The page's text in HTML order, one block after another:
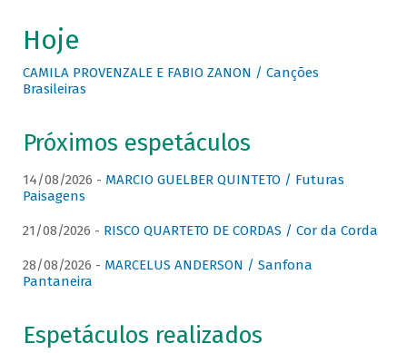
Hoje
CAMILA PROVENZALE E FABIO ZANON / Canções
Brasileiras
Próximos espetáculos
14/08/2026 - MARCIO GUELBER QUINTETO / Futuras
Paisagens
21/08/2026 - RISCO QUARTETO DE CORDAS / Cor da Corda
28/08/2026 - MARCELUS ANDERSON / Sanfona
Pantaneira
Espetáculos realizados